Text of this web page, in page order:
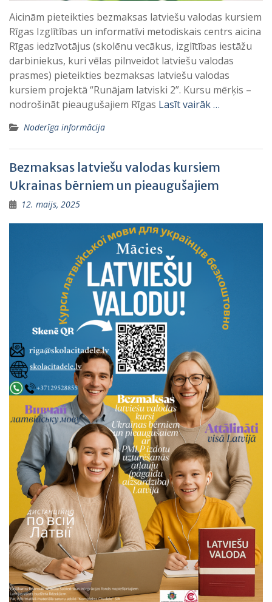
Aicinām pieteikties bezmaksas latviešu valodas kursiem
Rīgas Izglītības un informatīvi metodiskais centrs aicina
Rīgas iedzīvotājus (skolēnu vecākus, izglītības iestāžu
darbiniekus, kuri vēlas pilnveidot latviešu valodas
prasmes) pieteikties bezmaksas latviešu valodas
kursiem projektā “Runājam latviski 2”. Kursu mērķis –
nodrošināt pieaugušajiem Rīgas Lasīt vairāk …
Noderīga informācija
Bezmaksas latviešu valodas kursiem
Ukrainas bērniem un pieaugušajiem
12. maijs, 2025